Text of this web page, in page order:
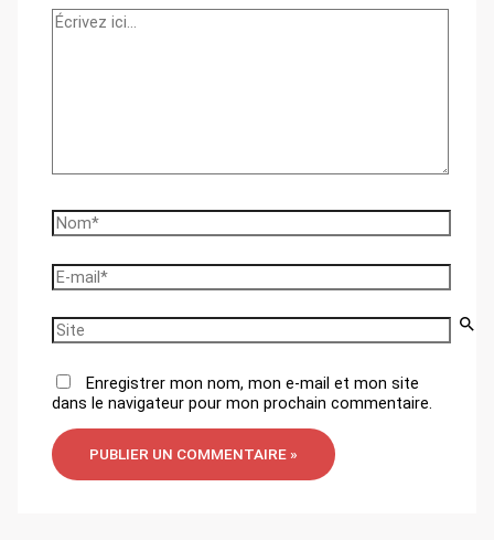
Écrivez
Nom*
E-
mail*
Site
Enregistrer mon nom, mon e-mail et mon site
dans le navigateur pour mon prochain commentaire.